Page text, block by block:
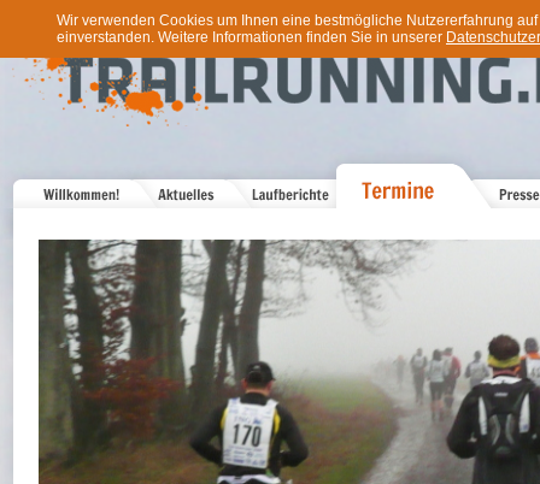
Wir verwenden Cookies um Ihnen eine bestmögliche Nutzererfahrung
einverstanden. Weitere Informationen finden Sie in unserer